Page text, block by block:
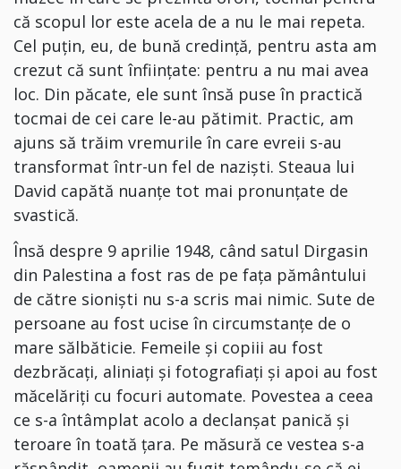
că scopul lor este acela de a nu le mai repeta.
Cel puțin, eu, de bună credință, pentru asta am
crezut că sunt înființate: pentru a nu mai avea
loc. Din păcate, ele sunt însă puse în practică
tocmai de cei care le-au pătimit. Practic, am
ajuns să trăim vremurile în care evreii s-au
transformat într-un fel de naziști. Steaua lui
David capătă nuanțe tot mai pronunțate de
svastică.
Însă despre 9 aprilie 1948, când satul Dirgasin
din Palestina a fost ras de pe fața pământului
de către sioniști nu s-a scris mai nimic. Sute de
persoane au fost ucise în circumstanțe de o
mare sălbăticie. Femeile și copiii au fost
dezbrăcați, aliniați și fotografiați și apoi au fost
măcelăriți cu focuri automate. Povestea a ceea
ce s-a întâmplat acolo a declanșat panică și
teroare în toată țara. Pe măsură ce vestea s-a